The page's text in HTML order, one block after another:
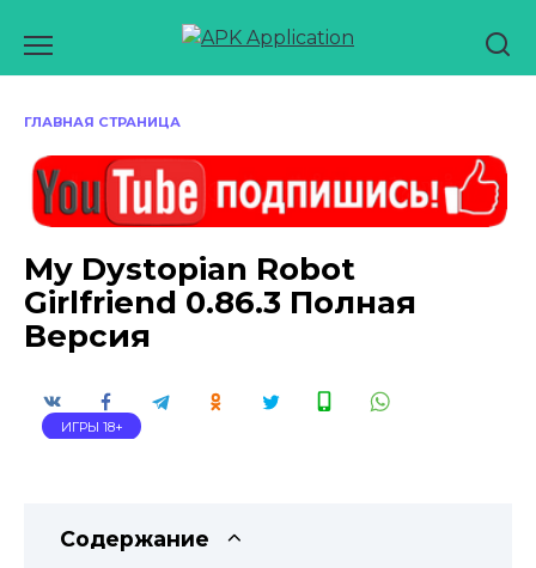
содержанию
ГЛАВНАЯ СТРАНИЦА
My Dystopian Robot
Girlfriend 0.86.3 Полная
Версия
ИГРЫ 18+
Содержание